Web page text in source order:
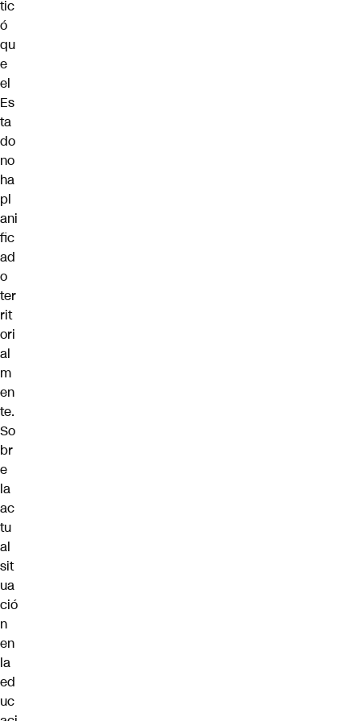
tic
ó
qu
e
el
Es
ta
do
no
ha
pl
ani
fic
ad
o
ter
rit
ori
al
m
en
te.
So
br
e
la
ac
tu
al
sit
ua
ció
n
en
la
ed
uc